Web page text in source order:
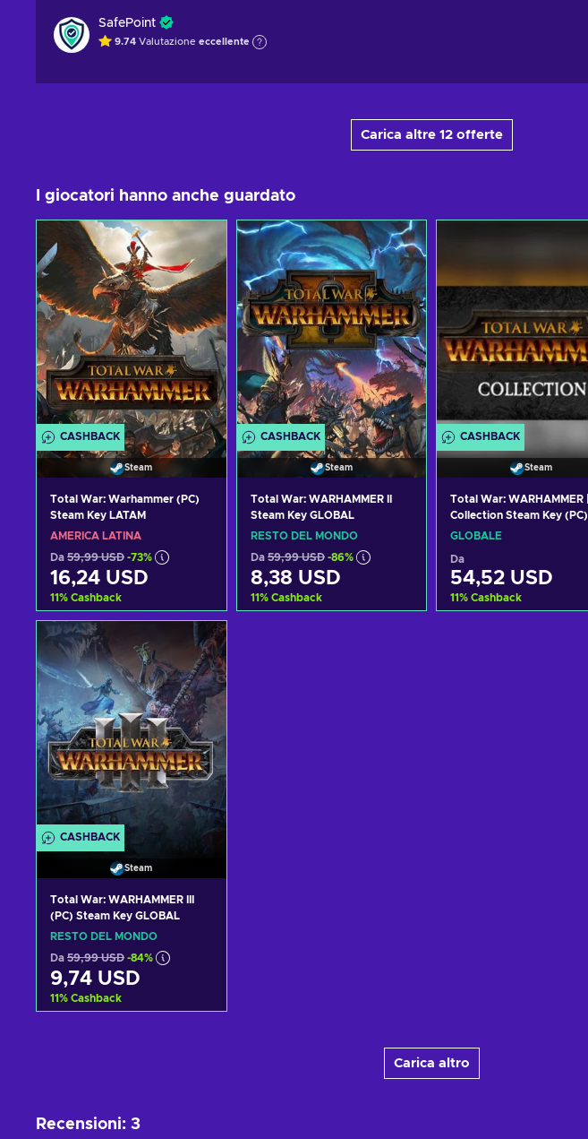
SafePoint
9.74 Valutazione eccellente
Carica altre 12 offerte
I giocatori hanno anche guardato
CASHBACK
Steam
Total War: Warhammer (PC)
Steam Key LATAM
AMERICA LATINA
Da 59,99 USD -73%
16,24 USD
11% Cashback
Aggiungi al carrello
Visualizza offerte
CASHBACK
Steam
Total War: WARHAMMER II
Steam Key GLOBAL
RESTO DEL MONDO
Da 59,99 USD -86%
8,38 USD
11% Cashback
CASHBACK
Steam
Total War: WARHAMMER |
Collection Steam Key (PC)
GLOBAL
GLOBALE
Da
54,52 USD
11% Cashback
CASHBACK
Steam
Total War: WARHAMMER III
(PC) Steam Key GLOBAL
RESTO DEL MONDO
Da 59,99 USD -84%
9,74 USD
11% Cashback
Carica altro
Recensioni: 3